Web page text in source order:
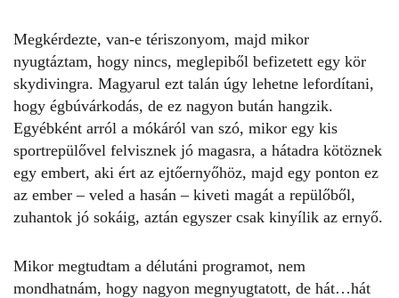
Megkérdezte, van-e tériszonyom, majd mikor
nyugtáztam, hogy nincs, meglepiből befizetett egy kör
skydivingra. Magyarul ezt talán úgy lehetne lefordítani,
hogy égbúvárkodás, de ez nagyon bután hangzik.
Egyébként arról a mókáról van szó, mikor egy kis
sportrepülővel felvisznek jó magasra, a hátadra kötöznek
egy embert, aki ért az ejtőernyőhöz, majd egy ponton ez
az ember – veled a hasán – kiveti magát a repülőből,
zuhantok jó sokáig, aztán egyszer csak kinyílik az ernyő.
Mikor megtudtam a délutáni programot, nem
mondhatnám, hogy nagyon megnyugtatott, de hát…hát